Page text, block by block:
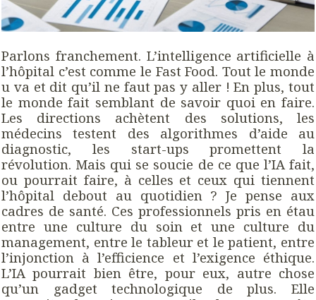
Parlons franchement. L’intelligence artificielle à
l’hôpital c’est comme le Fast Food. Tout le monde
u va et dit qu’il ne faut pas y aller ! En plus, tout
le monde fait semblant de savoir quoi en faire.
Les directions achètent des solutions, les
médecins testent des algorithmes d’aide au
diagnostic, les start-ups promettent la
révolution. Mais qui se soucie de ce que l’IA fait,
ou pourrait faire, à celles et ceux qui tiennent
l’hôpital debout au quotidien ? Je pense aux
cadres de santé. Ces professionnels pris en étau
entre une culture du soin et une culture du
management, entre le tableur et le patient, entre
l’injonction à l’efficience et l’exigence éthique.
L’IA pourrait bien être, pour eux, autre chose
qu’un gadget technologique de plus. Elle